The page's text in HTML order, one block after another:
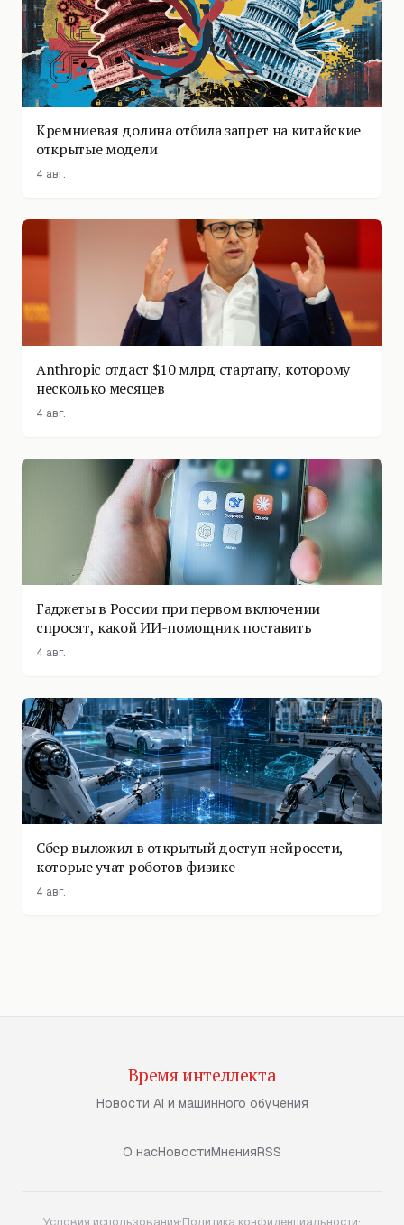
Кремниевая долина отбила запрет на китайские
открытые модели
4 авг.
Anthropic отдаст $10 млрд стартапу, которому
несколько месяцев
4 авг.
Гаджеты в России при первом включении
спросят, какой ИИ-помощник поставить
4 авг.
Сбер выложил в открытый доступ нейросети,
которые учат роботов физике
4 авг.
Время интеллекта
Новости AI и машинного обучения
О насНовостиМненияRSS
Условия использования·Политика конфиденциальности·